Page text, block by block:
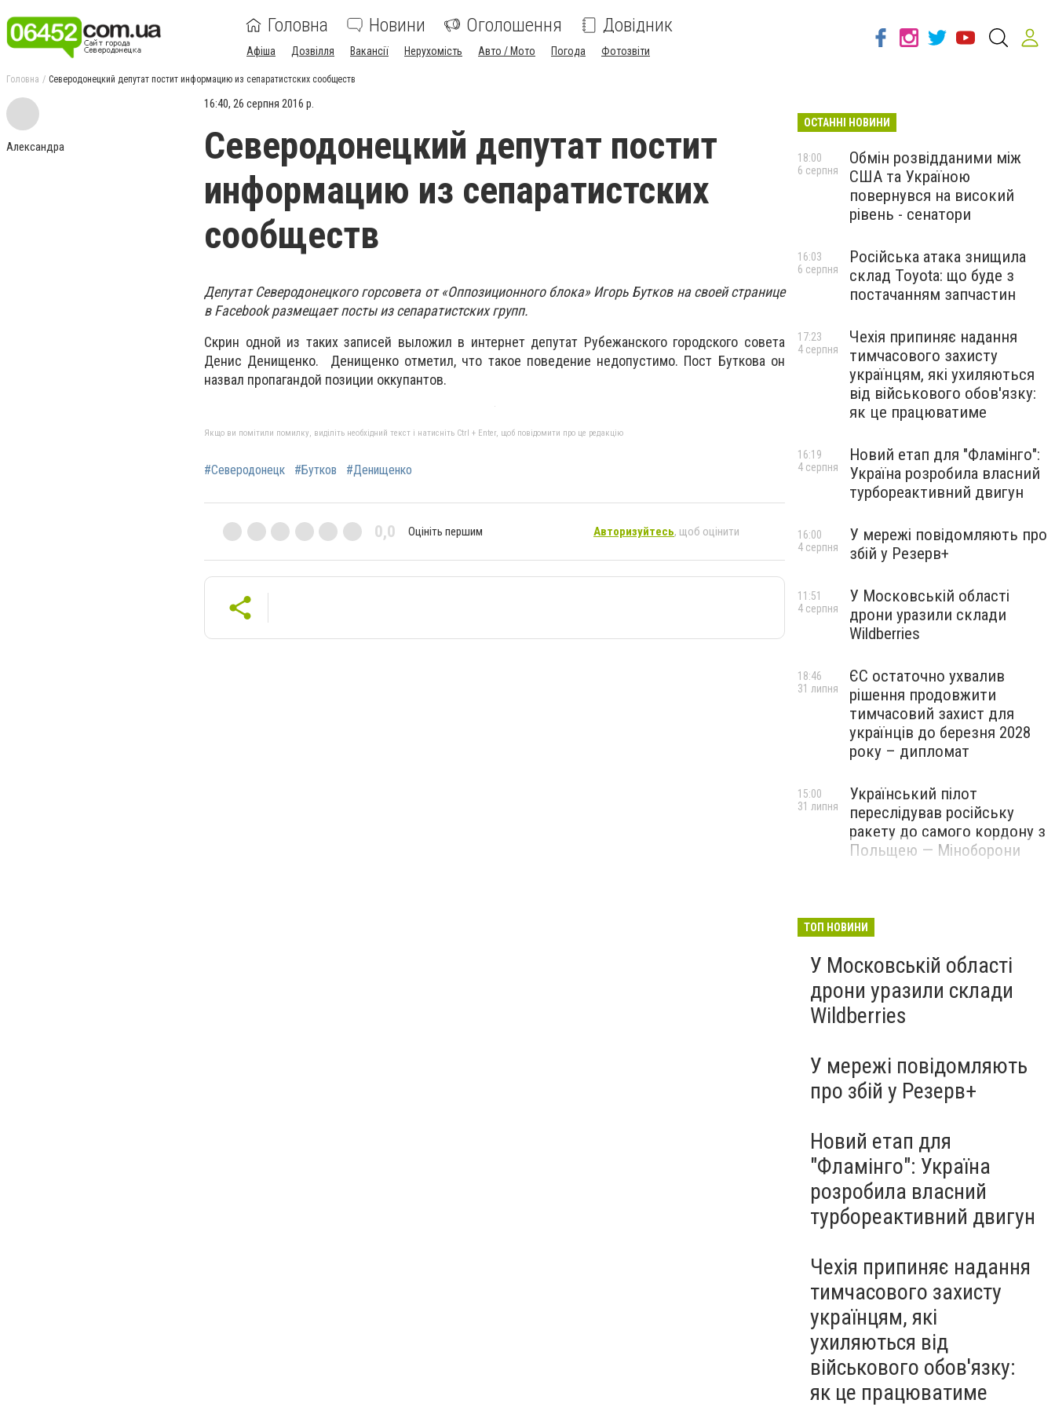
Головна Новини Оголошення Довідник
Афіша Дозвілля Вакансії Нерухомість Авто / Мото Погода Фотозвіти
Головна Северодонецкий депутат постит информацию из сепаратистских сообществ
Александра
16:40, 26 серпня 2016 р.
Северодонецкий депутат постит
информацию из сепаратистских
сообществ
Депутат Северодонецкого горсовета от «Оппозиционного блока» Игорь Бутков на своей странице
в Facebook размещает посты из сепаратистских групп.
Скрин одной из таких записей выложил в интернет депутат Рубежанского городского совета
Денис Денищенко. Денищенко отметил, что такое поведение недопустимо. Пост Буткова он
назвал пропагандой позиции оккупантов.
Якщо ви помітили помилку, виділіть необхідний текст і натисніть Ctrl + Enter, щоб повідомити про це редакцію
#Северодонецк #Бутков #Денищенко
0,0 Оцініть першим Авторизуйтесь, щоб оцінити
ОСТАННІ НОВИНИ
Обмін розвідданими між
США та Україною
повернувся на високий
рівень - сенатори
18:00
6 серпня
Російська атака знищила
склад Toyota: що буде з
постачанням запчастин
16:03
6 серпня
Чехія припиняє надання
тимчасового захисту
українцям, які ухиляються
від військового обов'язку:
як це працюватиме
17:23
4 серпня
Новий етап для "Фламінго":
Україна розробила власний
турбореактивний двигун
16:19
4 серпня
У мережі повідомляють про
збій у Резерв+
16:00
4 серпня
У Московській області
дрони уразили склади
Wildberries
11:51
4 серпня
ЄС остаточно ухвалив
рішення продовжити
тимчасовий захист для
українців до березня 2028
року – дипломат
18:46
31 липня
Український пілот
переслідував російську
ракету до самого кордону з
Польщею — Міноборони
15:00
31 липня
ТОП НОВИНИ
У Московській області
дрони уразили склади
Wildberries
У мережі повідомляють
про збій у Резерв+
Новий етап для
"Фламінго": Україна
розробила власний
турбореактивний двигун
Чехія припиняє надання
тимчасового захисту
українцям, які
ухиляються від
військового обов'язку:
як це працюватиме